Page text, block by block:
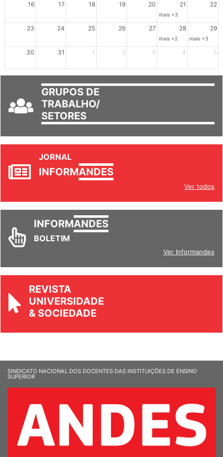
16 17 18 19 20 21 22
mais +3
23 24 25 26 27 28 29
mais +2 mais +3
30 31 1 2 3 4 5
GRUPOS DE
TRABALHO/
SETORES
JORNAL
INFORMANDES
Ver todos
INFORMANDES
BOLETIM
Ver Informandes
REVISTA
UNIVERSIDADE
& SOCIEDADE
SINDICATO NACIONAL DOS DOCENTES DAS INSTITUIÇÕES DE ENSINO
SUPERIOR